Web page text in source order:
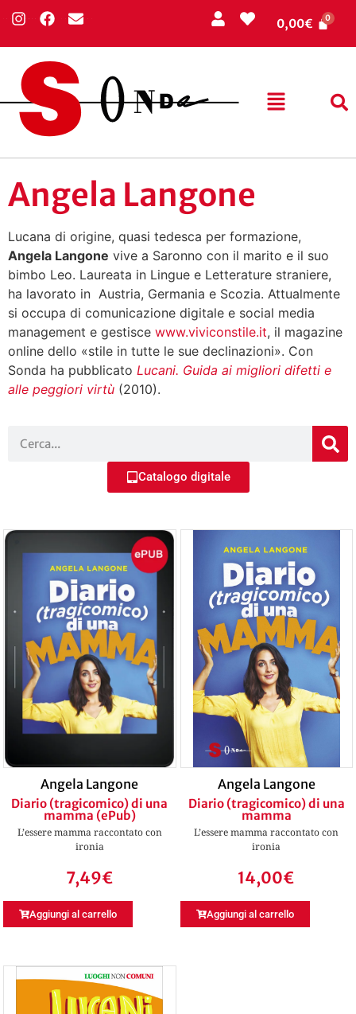
0,00€
Angela Langone
Lucana di origine, quasi tedesca per formazione,
Angela Langone vive a Saronno con il marito e il suo
bimbo Leo. Laureata in Lingue e Letterature straniere,
ha lavorato in Austria, Germania e Scozia. Attualmente
si occupa di comunicazione digitale e social media
management e gestisce www.viviconstile.it, il magazine
online dello «stile in tutte le sue declinazioni». Con
Sonda ha pubblicato Lucani. Guida ai migliori difetti e
alle peggiori virtù (2010).
Catalogo digitale
Angela Langone
Diario (tragicomico) di una
mamma (ePub)
L’essere mamma raccontato con
ironia
7,49€
Aggiungi al carrello
Angela Langone
Diario (tragicomico) di una
mamma
L’essere mamma raccontato con
ironia
14,00€
Aggiungi al carrello